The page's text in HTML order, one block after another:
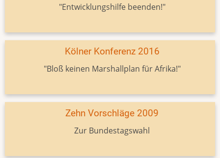
"Entwicklungshilfe beenden!"
Kölner Konferenz 2016
"Bloß keinen Marshallplan für Afrika!"
Zehn Vorschläge 2009
Zur Bundestagswahl